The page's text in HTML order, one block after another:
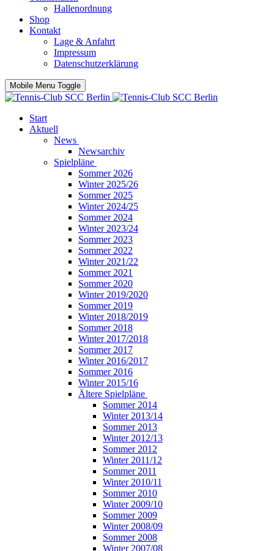
Hallenordnung
Shop
Kontakt
Lage & Anfahrt
Impressum
Datenschutzerklärung
Mobile Menu Toggle
Start
Aktuell
News
Newsarchiv
Spielpläne
Sommer 2026
Winter 2025/26
Sommer 2025
Winter 2024/25
Sommer 2024
Winter 2023/24
Sommer 2023
Sommer 2022
Winter 2021/22
Sommer 2021
Sommer 2020
Winter 2019/2020
Sommer 2019
Winter 2018/2019
Sommer 2018
Winter 2017/2018
Sommer 2017
Winter 2016/2017
Sommer 2016
Winter 2015/16
Ältere Spielpläne
Sommer 2014
Winter 2013/14
Sommer 2013
Winter 2012/13
Sommer 2012
Winter 2011/12
Sommer 2011
Winter 2010/11
Sommer 2010
Winter 2009/10
Sommer 2009
Winter 2008/09
Sommer 2008
Winter 2007/08